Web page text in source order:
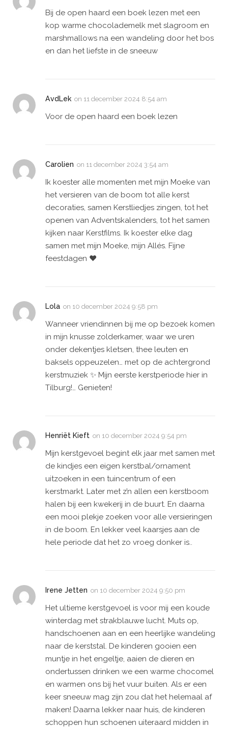
Bij de open haard een boek lezen met een
kop warme chocolademelk met slagroom en
marshmallows na een wandeling door het bos
en dan het liefste in de sneeuw
AvdLek on 11 december 2024 8:54 am
Voor de open haard een boek lezen
Carolien on 11 december 2024 3:54 am
Ik koester alle momenten met mijn Moeke van
het versieren van de boom tot alle kerst
decoraties, samen Kerstliedjes zingen, tot het
openen van Adventskalenders, tot het samen
kijken naar Kerstfilms. Ik koester elke dag
samen met mijn Moeke, mijn Allés. Fijne
feestdagen ❤️
Lola on 10 december 2024 9:58 pm
Wanneer vriendinnen bij me op bezoek komen
in mijn knusse zolderkamer, waar we uren
onder dekentjes kletsen, thee leuten en
baksels oppeuzelen… met op de achtergrond
kerstmuziek ✨ Mijn eerste kerstperiode hier in
Tilburg!… Genieten!
Henriët Kieft on 10 december 2024 9:54 pm
Mijn kerstgevoel begint elk jaar met samen met
de kindjes een eigen kerstbal/ornament
uitzoeken in een tuincentrum of een
kerstmarkt. Later met z’n allen een kerstboom
halen bij een kwekerij in de buurt. En daarna
een mooi plekje zoeken voor alle versieringen
in de boom. En lekker veel kaarsjes aan de
hele periode dat het zo vroeg donker is..
Irene Jetten on 10 december 2024 9:50 pm
Het ultieme kerstgevoel is voor mij een koude
winterdag met strakblauwe lucht. Muts op,
handschoenen aan en een heerlijke wandeling
naar de kerststal. De kinderen gooien een
muntje in het engeltje, aaien de dieren en
ondertussen drinken we een warme chocomel
en warmen ons bij het vuur buiten. Als er een
keer sneeuw mag zijn zou dat het helemaal af
maken! Daarna lekker naar huis, de kinderen
schoppen hun schoenen uiteraard midden in